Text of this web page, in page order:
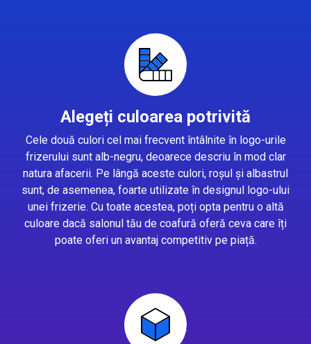
Alegeți culoarea potrivită
Cele două culori cel mai frecvent întâlnite în logo-urile
frizerului sunt alb-negru, deoarece descriu în mod clar
natura afacerii. Pe lângă aceste culori, roșul și albastrul
sunt, de asemenea, foarte utilizate în designul logo-ului
unei frizerie. Cu toate acestea, poți opta pentru o altă
culoare dacă salonul tău de coafură oferă ceva care îți
poate oferi un avantaj competitiv pe piață.